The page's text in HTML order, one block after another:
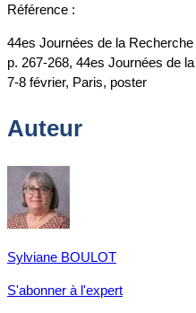
Référence :
44es Journées de la
p. 267-268, 44es Journées de
7-8 février, Paris, poster
Auteur
Sylviane BOULOT
S'abonner à l'expert